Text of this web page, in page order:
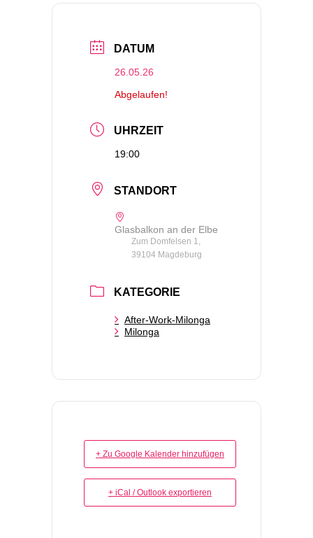
DATUM
26.05.26
Abgelaufen!
UHRZEIT
19:00
STANDORT
Glasbalkon an der Elbe
Zum Domfelsen 1,
39104 Magdeburg
KATEGORIE
After-Work-Milonga
Milonga
+ Zu Google Kalender hinzufügen
+ iCal / Outlook exportieren